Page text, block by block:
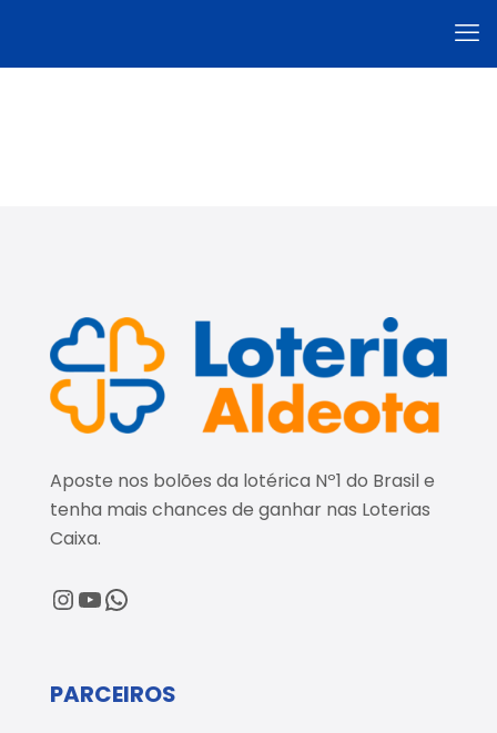
Aposte nos bolões da lotérica Nº1 do Brasil e
tenha mais chances de ganhar nas Loterias
Caixa.
@loteriaaldeota
@loteriaaldeota
Central de Atendimento
PARCEIROS